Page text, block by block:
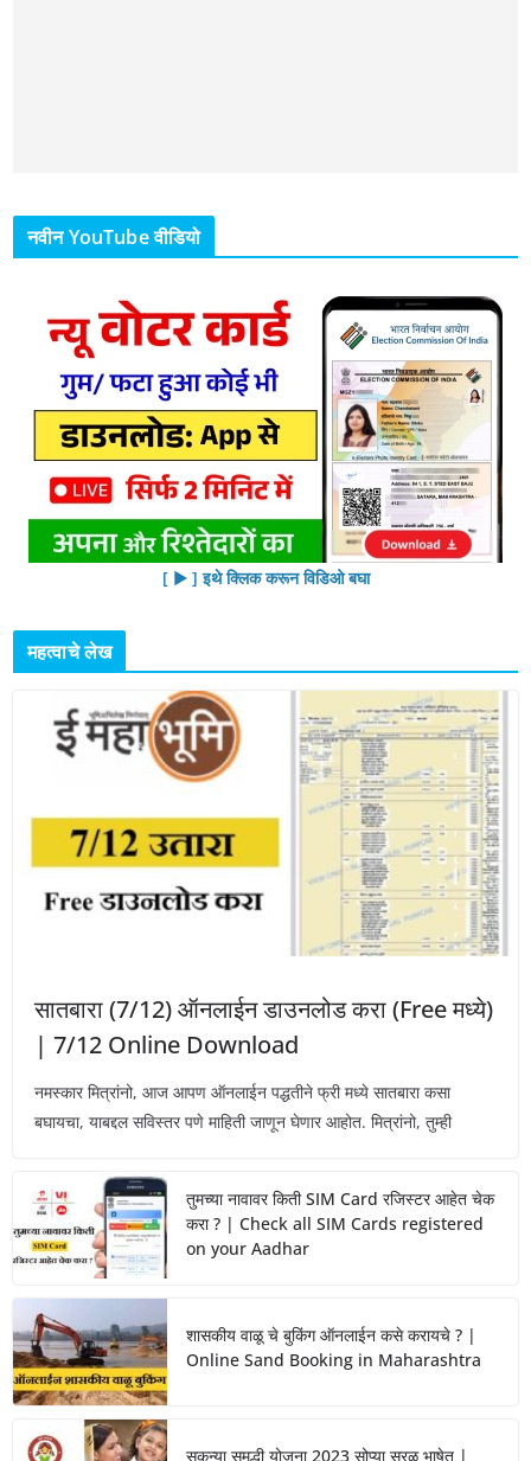
नवीन YouTube वीडियो
[ ▶︎ ] इथे क्लिक करून विडिओ बघा
महत्वाचे लेख
सातबारा (7/12) ऑनलाईन डाउनलोड करा (Free मध्ये)
| 7/12 Online Download
नमस्कार मित्रांनो, आज आपण ऑनलाईन पद्धतीने फ्री मध्ये सातबारा कसा
बघायचा, याबद्दल सविस्तर पणे माहिती जाणून घेणार आहोत. मित्रांनो, तुम्ही
तुमच्या नावावर किती SIM Card रजिस्टर आहेत चेक
करा ? | Check all SIM Cards registered
on your Aadhar
शासकीय वाळू चे बुकिंग ऑनलाईन कसे करायचे ? |
Online Sand Booking in Maharashtra
सुकन्या समृद्धी योजना 2023 सोप्या सरळ भाषेत |